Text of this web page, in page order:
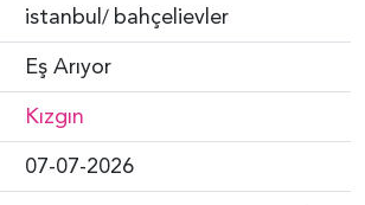
istanbul/ bahçelievler
Eş Arıyor
Kızgın
07-07-2026